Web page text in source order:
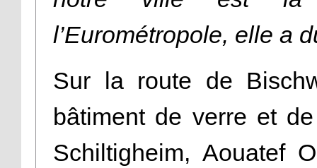
l’Eurométropole, elle a
Sur la route de
bâtiment de verre et
Schiltigheim, Aouatef